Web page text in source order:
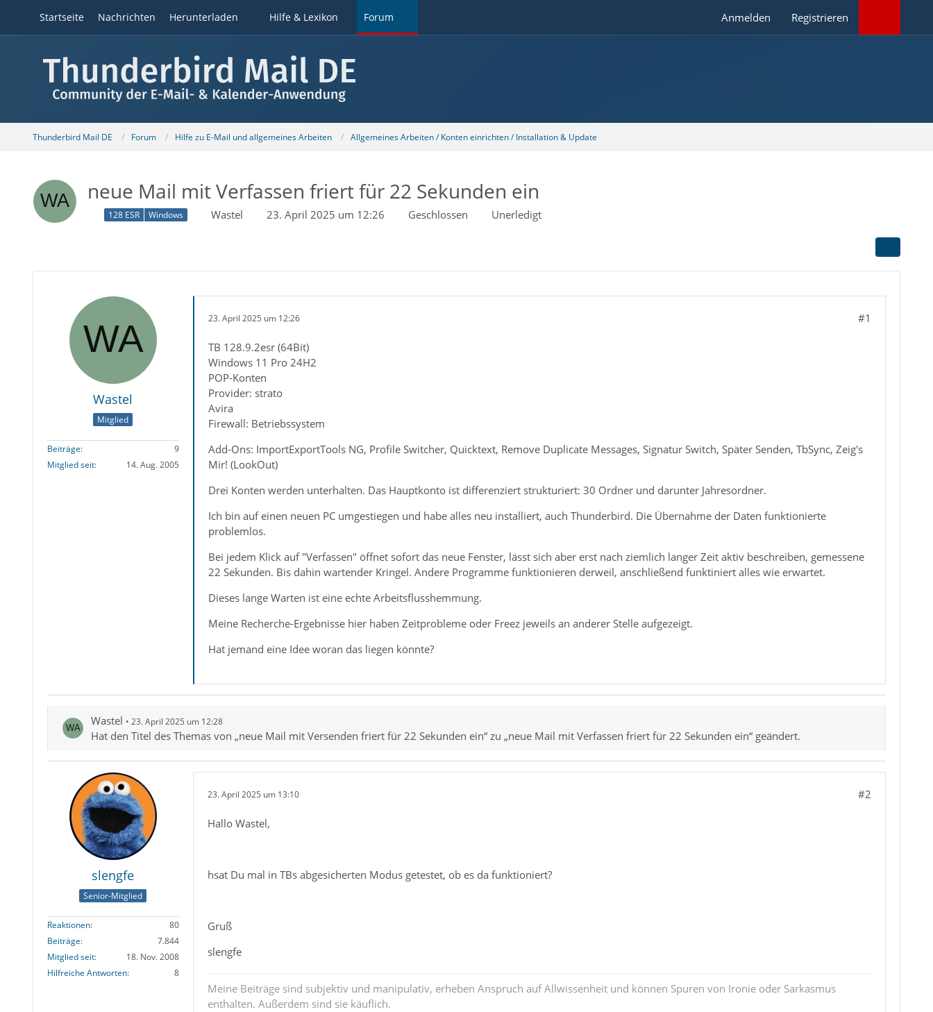
Startseite Nachrichten Herunterladen Hilfe & Lexikon Forum Anmelden Registrieren
Thunderbird Mail DE Forum Hilfe zu E-Mail und allgemeines Arbeiten Allgemeines Arbeiten / Konten einrichten / Installation & Update
neue Mail mit Verfassen friert für 22 Sekunden ein
128 ESR Windows Wastel 23. April 2025 um 12:26 Geschlossen Unerledigt
Wastel
Mitglied
Beiträge
9
Mitglied seit
14. Aug. 2005
23. April 2025 um 12:26 #1
TB 128.9.2esr (64Bit)
Windows 11 Pro 24H2
POP-Konten
Provider: strato
Avira
Firewall: Betriebssystem
Add-Ons: ImportExportTools NG, Profile Switcher, Quicktext, Remove Duplicate Messages, Signatur Switch, Später Senden, TbSync, Zeig's
Mir! (LookOut)
Drei Konten werden unterhalten. Das Hauptkonto ist differenziert strukturiert: 30 Ordner und darunter Jahresordner.
Ich bin auf einen neuen PC umgestiegen und habe alles neu installiert, auch Thunderbird. Die Übernahme der Daten funktionierte
problemlos.
Bei jedem Klick auf "Verfassen" öffnet sofort das neue Fenster, lässt sich aber erst nach ziemlich langer Zeit aktiv beschreiben, gemessene
22 Sekunden. Bis dahin wartender Kringel. Andere Programme funktionieren derweil, anschließend funktiniert alles wie erwartet.
Dieses lange Warten ist eine echte Arbeitsflusshemmung.
Meine Recherche-Ergebnisse hier haben Zeitprobleme oder Freez jeweils an anderer Stelle aufgezeigt.
Hat jemand eine Idee woran das liegen könnte?
Wastel 23. April 2025 um 12:28
Hat den Titel des Themas von „neue Mail mit Versenden friert für 22 Sekunden ein“ zu „neue Mail mit Verfassen friert für 22 Sekunden ein“ geändert.
slengfe
Senior-Mitglied
Reaktionen
80
Beiträge
7.844
Mitglied seit
18. Nov. 2008
Hilfreiche Antworten
8
23. April 2025 um 13:10 #2
Hallo Wastel,
hsat Du mal in TBs abgesicherten Modus getestet, ob es da funktioniert?
Gruß
slengfe
Meine Beiträge sind subjektiv und manipulativ, erheben Anspruch auf Allwissenheit und können Spuren von Ironie oder Sarkasmus
enthalten. Außerdem sind sie käuflich.